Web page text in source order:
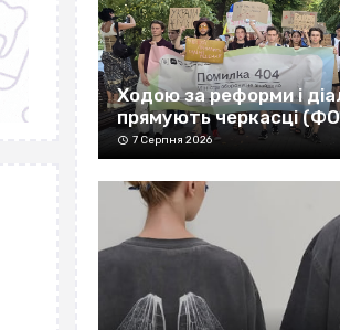
Ходою за реформи і
прямують черкасці
7 Серпня 2026